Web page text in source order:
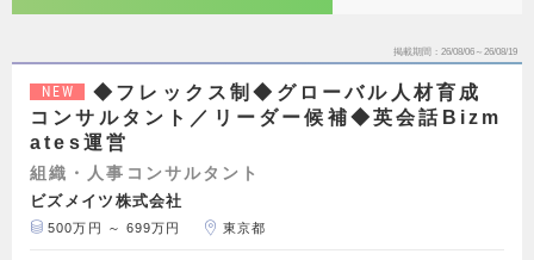
掲載期間 26/08/06～26/08/19
NEW
◆フレックス制◆グローバル人材育成
コンサルタント／リーダー候補◆英会話Bizm
ates運営
組織・人事コンサルタント
ビズメイツ株式会社
500万円 ～ 699万円 東京都